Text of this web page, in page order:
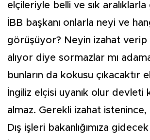
elçileriyle belli ve sık
İBB başkanı onlarla neyi ve
görüşüyor? Neyin izahat verip
alıyor diye sormazlar mı
bunların da kokusu çıkacaktır
İngiliz elçisi uyanık olur devleti
almaz. Gerekli izahat
Dış işleri bakanlığımıza